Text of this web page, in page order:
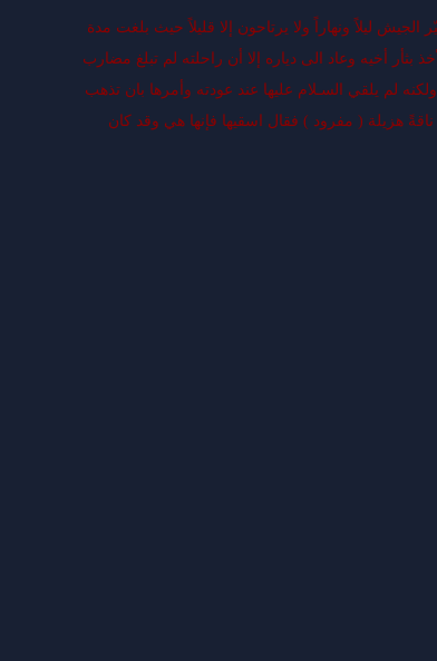
ليلاً ونهاراً ولا يرتاحون إلا قليلاً حيث بلغت مدة
بثأر أخيه وعاد الى دياره إلا أن راحلته لم تبلغ مضارب
لم يلقي السـلام عليها عند عودته وأمرها بان تذهب
هزيلة ( مفرود ) فقال اسقيها فإنها هي وقد كان